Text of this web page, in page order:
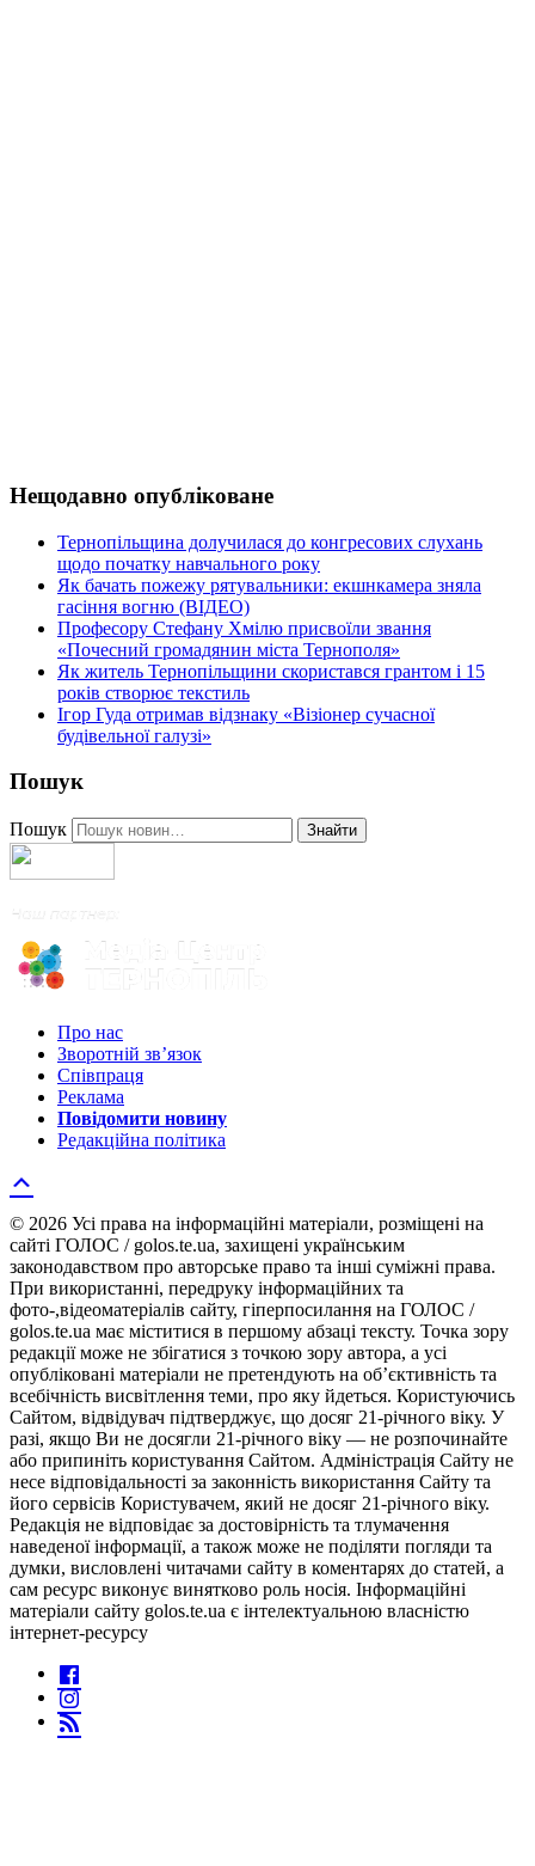
Нещодавно опубліковане
Тернопільщина долучилася до конгресових слухань
щодо початку навчального року
Як бачать пожежу рятувальники: екшнкамера зняла
гасіння вогню (ВІДЕО)
Професору Стефану Хмілю присвоїли звання
«Почесний громадянин міста Тернополя»
Як житель Тернопільщини скористався грантом і 15
років створює текстиль
Ігор Гуда отримав відзнаку «Візіонер сучасної
будівельної галузі»
Пошук
Пошук Знайти
Про нас
Зворотній зв’язок
Співпраця
Реклама
Повідомити новину
Редакційна політика
© 2026 Усі права на інформаційні матеріали, розміщені на
сайті ГОЛОС / golos.te.ua, захищені українським
законодавством про авторське право та інші суміжні права.
При використанні, передруку інформаційних та
фото-,відеоматеріалів сайту, гіперпосилання на ГОЛОС /
golos.te.ua має міститися в першому абзаці тексту. Точка зору
редакції може не збігатися з точкою зору автора, а усі
опубліковані матеріали не претендують на об’єктивність та
всебічність висвітлення теми, про яку йдеться. Користуючись
Сайтом, відвідувач підтверджує, що досяг 21-річного віку. У
разі, якщо Ви не досягли 21-річного віку — не розпочинайте
або припиніть користування Сайтом. Адміністрація Сайту не
несе відповідальності за законність використання Сайту та
його сервісів Користувачем, який не досяг 21-річного віку.
Редакція не відповідає за достовірність та тлумачення
наведеної інформації, а також може не поділяти погляди та
думки, висловлені читачами сайту в коментарях до статей, а
сам ресурс виконує винятково роль носія. Інформаційні
матеріали сайту golos.te.ua є інтелектуальною власністю
інтернет-ресурсу